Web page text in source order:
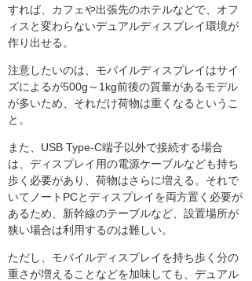
すれば、カフェや出張先のホテルなどで、オフ
ィスと変わらないデュアルディスプレイ環境が
作り出せる。
注意したいのは、モバイルディスプレイはサイ
ズによるが500g～1kg前後の質量があるモデル
が多いため、それだけ荷物は重くなるというこ
と。
また、USB Type-C端子以外で接続する場合
は、ディスプレイ用の電源ケーブルなども持ち
歩く必要があり、荷物はさらに増える。それで
いてノートPCとディスプレイを両方置く必要が
あるため、新幹線のテーブルなど、設置場所が
狭い場合は利用するのは難しい。
ただし、モバイルディスプレイを持ち歩く分の
重さが増えることなどを加味しても、デュアル